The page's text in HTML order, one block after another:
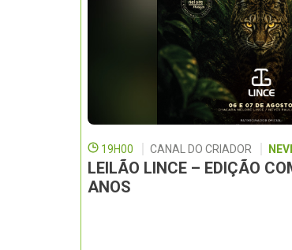
19H00 CANAL DO CRIADOR
LEILÃO LINCE – EDIÇÃO
ANOS